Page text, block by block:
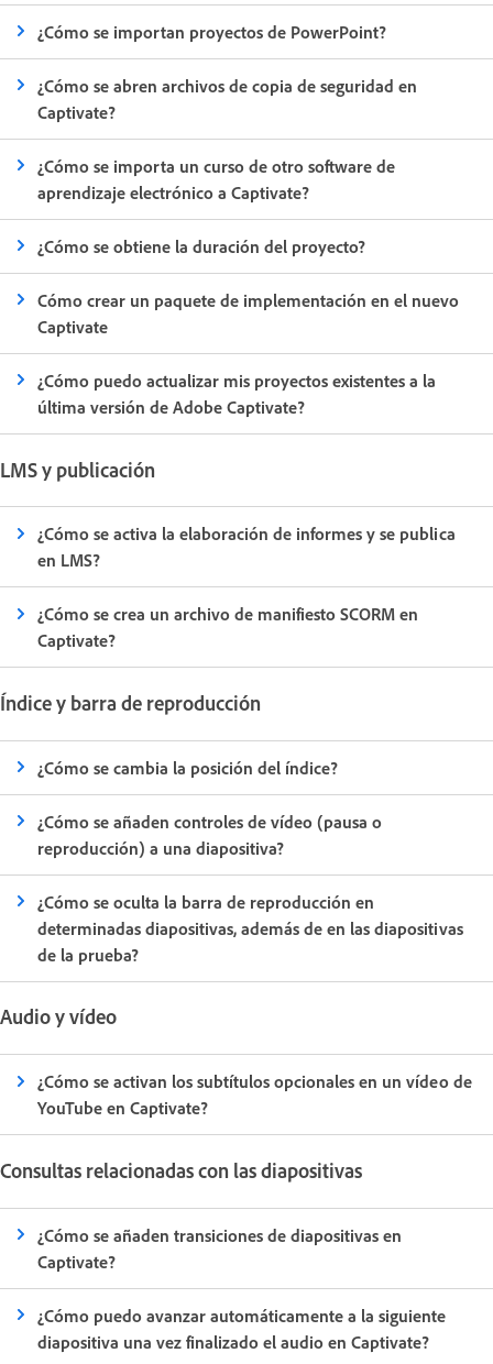
¿Cómo se importan proyectos de PowerPoint?
¿Cómo se abren archivos de copia de seguridad en
Captivate?
¿Cómo se importa un curso de otro software de
aprendizaje electrónico a Captivate?
¿Cómo se obtiene la duración del proyecto?
Cómo crear un paquete de implementación en el nuevo
Captivate
¿Cómo puedo actualizar mis proyectos existentes a la
última versión de Adobe Captivate?
LMS y publicación
¿Cómo se activa la elaboración de informes y se publica
en LMS?
¿Cómo se crea un archivo de manifiesto SCORM en
Captivate?
Índice y barra de reproducción
¿Cómo se cambia la posición del índice?
¿Cómo se añaden controles de vídeo (pausa o
reproducción) a una diapositiva?
¿Cómo se oculta la barra de reproducción en
determinadas diapositivas, además de en las diapositivas
de la prueba?
Audio y vídeo
¿Cómo se activan los subtítulos opcionales en un vídeo de
YouTube en Captivate?
Consultas relacionadas con las diapositivas
¿Cómo se añaden transiciones de diapositivas en
Captivate?
¿Cómo puedo avanzar automáticamente a la siguiente
diapositiva una vez finalizado el audio en Captivate?